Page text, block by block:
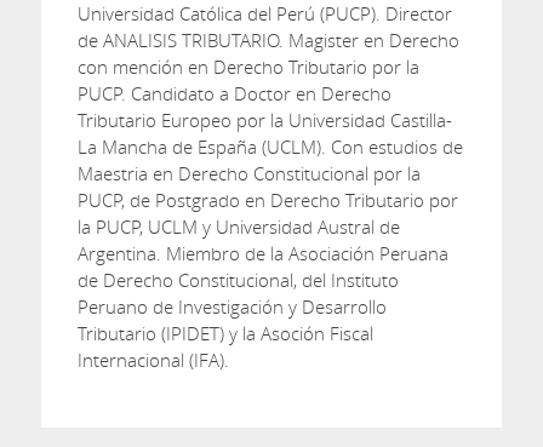
Universidad Católica del Perú (PUCP). Director
de ANALISIS TRIBUTARIO. Magister en Derecho
con mención en Derecho Tributario por la
PUCP. Candidato a Doctor en Derecho
Tributario Europeo por la Universidad Castilla-
La Mancha de España (UCLM). Con estudios de
Maestria en Derecho Constitucional por la
PUCP, de Postgrado en Derecho Tributario por
la PUCP, UCLM y Universidad Austral de
Argentina. Miembro de la Asociación Peruana
de Derecho Constitucional, del Instituto
Peruano de Investigación y Desarrollo
Tributario (IPIDET) y la Asoción Fiscal
Internacional (IFA).